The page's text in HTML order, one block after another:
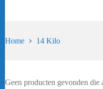
Home 14 Kilo
Geen producten gevonden die